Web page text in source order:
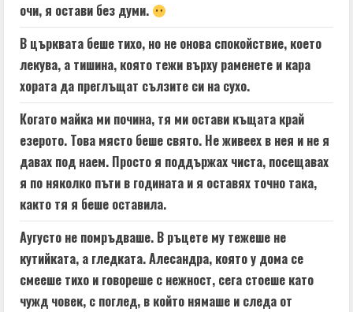
очи, я остави без думи.
В църквата беше тихо, но не онова спокойствие, което
лекува, а тишина, която тежи върху раменете и кара
хората да преглъщат сълзите си на сухо.
Когато майка ми почина, тя ми остави къщата край
езерото. Това място беше свято. Не живеех в нея и не я
давах под наем. Просто я поддържах чиста, посещавах
я по няколко пъти в годината и я оставях точно така,
както тя я беше оставила.
Аугусто не помръдваше. В ръцете му тежеше не
кутийката, а гледката. Алесандра, която у дома се
смееше тихо и говореше с нежност, сега стоеше като
чужд човек, с поглед, в който нямаше и следа от